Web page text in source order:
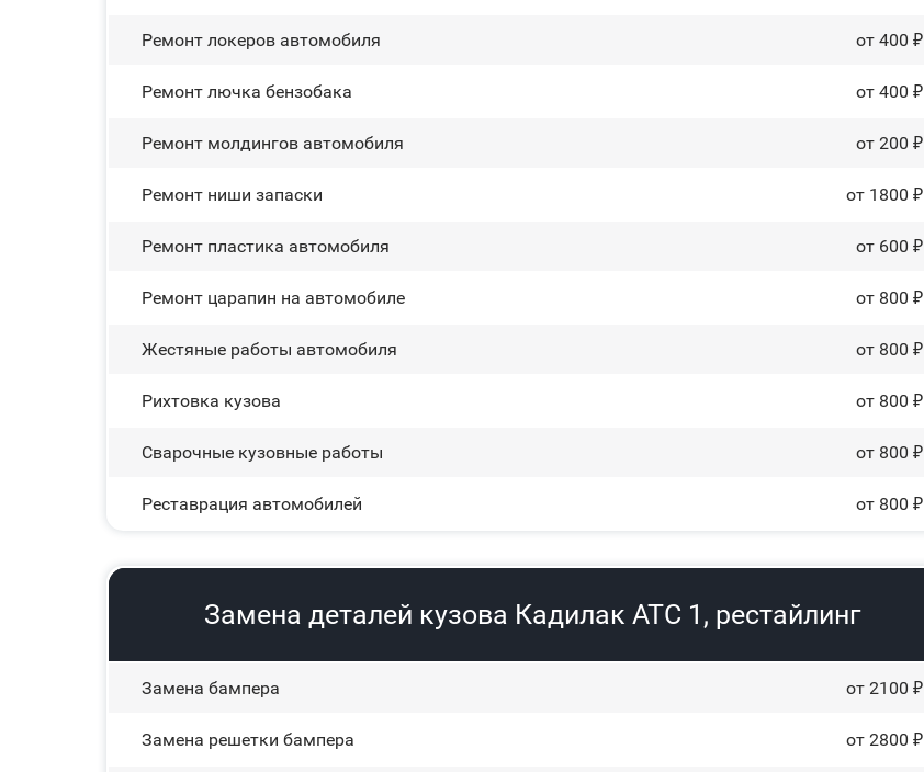
Ремонт лoĸepoв автомобиля от 400 ₽
Ремонт лючка бензобака от 400 ₽
Ремонт молдингов автомобиля от 200 ₽
Ремонт ниши запаски от 1800 ₽
Ремонт пластика автомобиля от 600 ₽
Ремонт царапин на автомобиле от 800 ₽
Жестяные работы автомобиля от 800 ₽
Рихтовка кузова от 800 ₽
Сварочные кузовные работы от 800 ₽
Реставрация автомобилей от 800 ₽
Замена деталей кузова Кадилак АТС 1, рестайлинг
Замена бампера от 2100 ₽
Замена решетки бампера от 2800 ₽